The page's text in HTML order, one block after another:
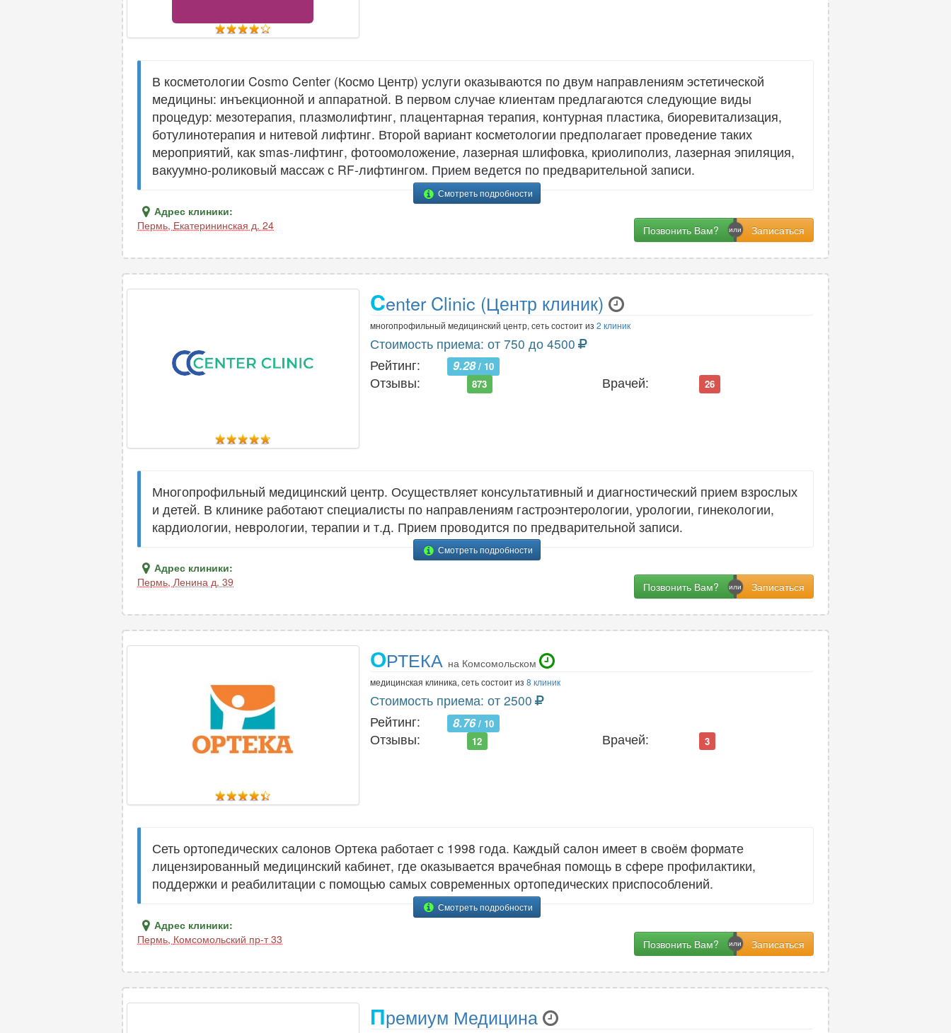
В косметологии Cosmo Center (Космо Центр) услуги оказываются по двум направлениям эстетической
медицины: инъекционной и аппаратной. В первом случае клиентам предлагаются следующие виды
процедур: мезотерапия, плазмолифтинг, плацентарная терапия, контурная пластика, биоревитализация,
ботулинотерапия и нитевой лифтинг. Второй вариант косметологии предполагает проведение таких
мероприятий, как smas-лифтинг, фотоомоложение, лазерная шлифовка, криолиполиз, лазерная эпиляция,
вакуумно-роликовый массаж с RF-лифтингом. Прием ведется по предварительной записи.
Смотреть подробности
Адрес клиники:
Пермь, Екатерининская д. 24 Позвонить Вам?
Center Clinic (Центр клиник)
многопрофильный медицинский центр, сеть состоит из 2 клиник
Стоимость приема: от 750 до 4500
Рейтинг:
9.28/ 10
Отзывы: 873 Врачей: 26
Многопрофильный медицинский центр. Осуществляет консультативный и диагностический прием взрослых
и детей. В клинике работают специалисты по направлениям гастроэнтерологии, урологии, гинекологии,
кардиологии, неврологии, терапии и т.д. Прием проводится по предварительной записи.
Смотреть подробности
Адрес клиники:
Пермь, Ленина д. 39 Позвонить Вам?
ОРТЕКА на Комсомольском
медицинская клиника, сеть состоит из 8 клиник
Стоимость приема: от 2500
Рейтинг:
8.76/ 10
Отзывы: 12 Врачей: 3
Сеть ортопедических салонов Ортека работает с 1998 года. Каждый салон имеет в своём формате
лицензированный медицинский кабинет, где оказывается врачебная помощь в сфере профилактики,
поддержки и реабилитации с помощью самых современных ортопедических приспособлений.
Смотреть подробности
Адрес клиники:
Пермь, Комсомольский пр-т 33 Позвонить Вам?
Премиум Медицина